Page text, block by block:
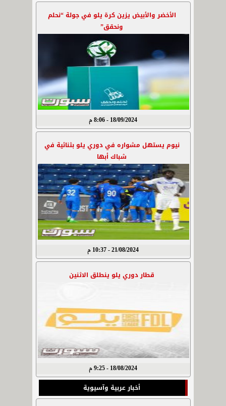
الأخضر والأبيض يزين كرة يلو في جولة “نحلم
ونحقق”
18/09/2024 - 8:06 م
نيوم يستهل مشواره في دوري يلو بثنائية في
شباك أبها
21/08/2024 - 10:37 م
قطار دوري يلو ينطلق الاثنين
18/08/2024 - 9:25 م
أخبار عربية وآسيوية